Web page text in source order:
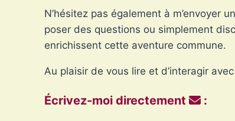
N’hésitez pas également à m’envoyer
poser des questions ou simplement
enrichissent cette aventure commune.
Au plaisir de vous lire et d’interagir
Écrivez-moi directement :